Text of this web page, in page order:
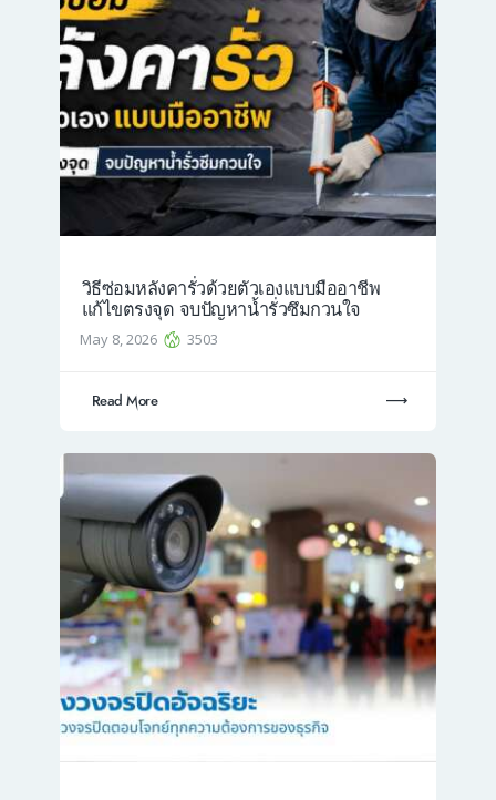
วิธีซ่อมหลังคารั่วด้วยตัวเองแบบมืออาชีพ
แก้ไขตรงจุด จบปัญหาน้ำรั่วซึมกวนใจ
May 8, 2026 3503
Read More